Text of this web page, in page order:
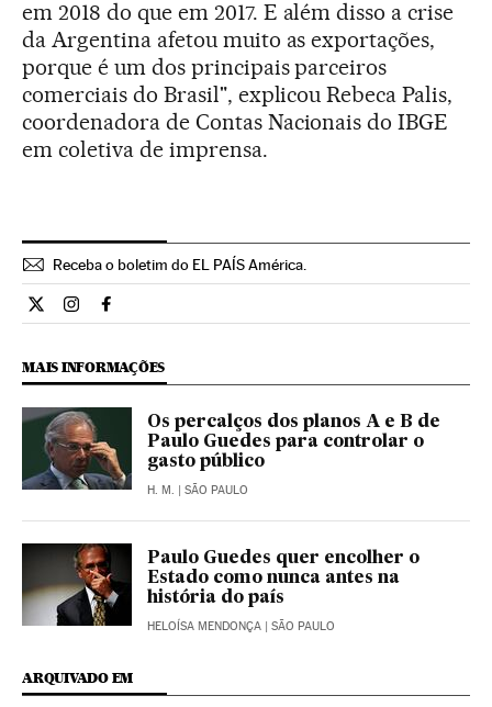
em 2018 do que em 2017. E além disso a crise
da Argentina afetou muito as exportações,
porque é um dos principais parceiros
comerciais do Brasil", explicou Rebeca Palis,
coordenadora de Contas Nacionais do IBGE
em coletiva de imprensa.
Receba o boletim do EL PAÍS América.
Economia El País Brasil en Twitter
Economia El País Brasil en Instagram
Economia El País Brasil en Facebook
MAIS INFORMAÇÕES
Os percalços dos planos A e B de
Paulo Guedes para controlar o
gasto público
H. M. | SÃO PAULO
Paulo Guedes quer encolher o
Estado como nunca antes na
história do país
HELOÍSA MENDONÇA | SÃO PAULO
ARQUIVADO EM